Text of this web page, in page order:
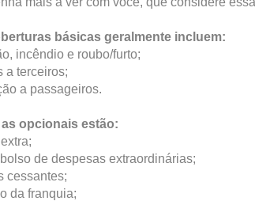
básicas geralmente incluem:
incêndio e roubo/furto;
a terceiros;
a passageiros.
as opcionais estão:
de despesas extraordinárias;
cessantes;
da franquia;